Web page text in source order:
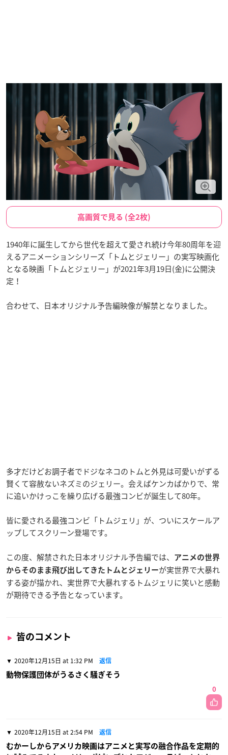
高画質で見る (全2枚)
1940年に誕生してから世代を超えて愛され続け今年80周年を迎
えるアニメーションシリーズ「トムとジェリー」の実写映画化
となる映画「トムとジェリー」が2021年3月19日(金)に公開決
定！
合わせて、日本オリジナル予告編映像が解禁となりました。
多才だけどお調子者でドジなネコのトムと外見は可愛いがずる
賢くて容赦ないネズミのジェリー。会えばケンカばかりで、常
に追いかけっこを繰り広げる最強コンビが誕生して80年。
皆に愛される最強コンビ「トムジェリ」が、ついにスケールア
ップしてスクリーン登場です。
この度、解禁された日本オリジナル予告編では、
アニメの世界
からそのまま飛び出してきたトムとジェリーが実世界で大暴れ
する姿が描かれ、実世界で大暴れするトムジェリに笑いと感動
が期待できる予告となっています。
皆のコメント
2020年12月15日 at 1:32 PM 返信
動物保護団体がうるさく騒ぎそう
0
2020年12月15日 at 2:54 PM 返信
むかーしからアメリカ映画はアニメと実写の融合作品を定期的